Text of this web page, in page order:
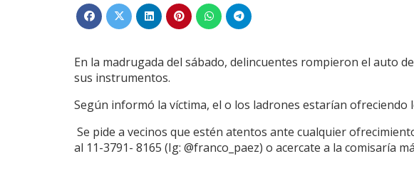
En la madrugada del sábado, delincuentes rompieron el auto
sus instrumentos.
Según informó la víctima, el o los ladrones estarían
Se pide a vecinos que estén atentos ante cualquier
al 11-3791- 8165 (Ig: @franco_paez) o acercate a la comisaría